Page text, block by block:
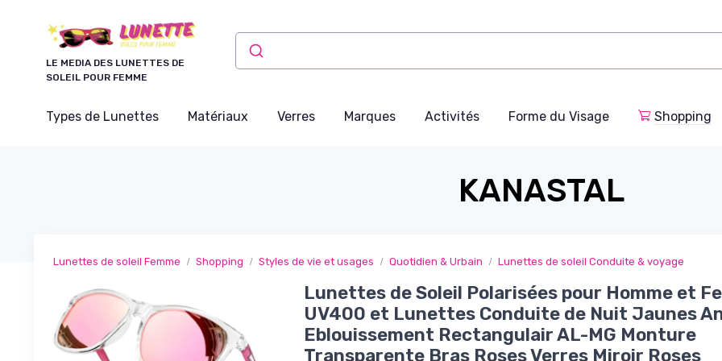
LE MEDIA DES LUNETTES DE
SOLEIL POUR FEMME
Types de Lunettes Matériaux Verres Marques Activités Forme du Visage Shopping
KANASTAL
Lunettes de soleil Femme Shopping Styles de vie et usages Quotidien & Urbain Lunettes de soleil Conduite & voyage
Lunettes de Soleil Polarisées pour Homme et
UV400 et Lunettes Conduite de Nuit Jaunes
Eblouissement Rectangulair AL-MG Monture
Transparente Bras Roses Verres Miroir Roses